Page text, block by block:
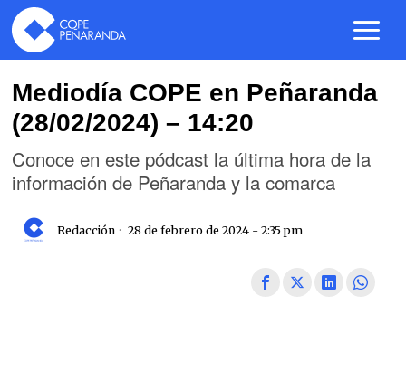
Mediodía COPE en Peñaranda
(28/02/2024) – 14:20
Conoce en este pódcast la última hora de la
información de Peñaranda y la comarca
Redacción 28 de febrero de 2024 - 2:35 pm